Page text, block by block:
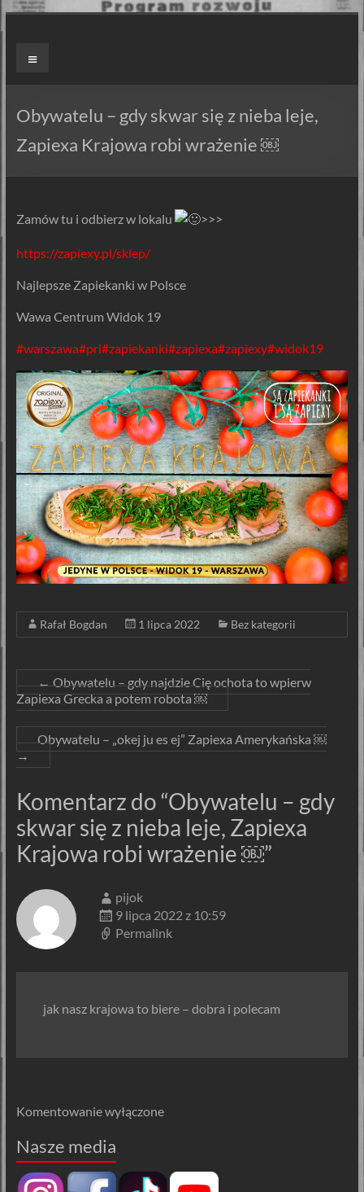
Skip
ZAPIEXY
–
SMAK
PRL`U
ORYGINALNE!
Zapiekanki
i
Zapiexy.
Menu
Obywatelu – gdy skwar się z nieba leje,
Zapiexa Krajowa robi wrażenie ￼
Zamów tu i odbierz w lokalu >>>
https://zapiexy.pl/sklep/
Najlepsze Zapiekanki w Polsce
Wawa Centrum Widok 19
#warszawa#prl#zapiekanki#zapiexa#zapiexy#widok19
Rafał Bogdan 1 lipca 2022 Bez kategorii
← Obywatelu – gdy najdzie Cię ochota to wpierw
Zapiexa Grecka a potem robota ￼
Obywatelu – „okej ju es ej” Zapiexa Amerykańska ￼
→
Komentarz do “Obywatelu – gdy
skwar się z nieba leje, Zapiexa
Krajowa robi wrażenie ￼”
pijok
9 lipca 2022 z 10:59
Permalink
jak nasz krajowa to biere – dobra i polecam
Komentowanie wyłączone
Nasze media